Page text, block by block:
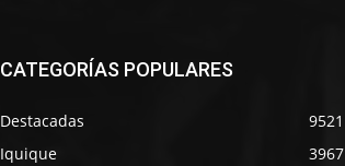
CATEGORÍAS POPULARES
Destacadas
9521
Iquique
3967